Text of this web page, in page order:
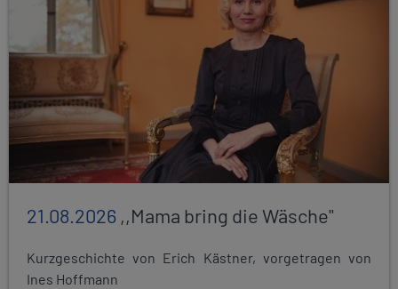
21.08.2026 ,,Mama bring die Wäsche"
Kurzgeschichte von Erich Kästner, vorgetragen von
Ines Hoffmann